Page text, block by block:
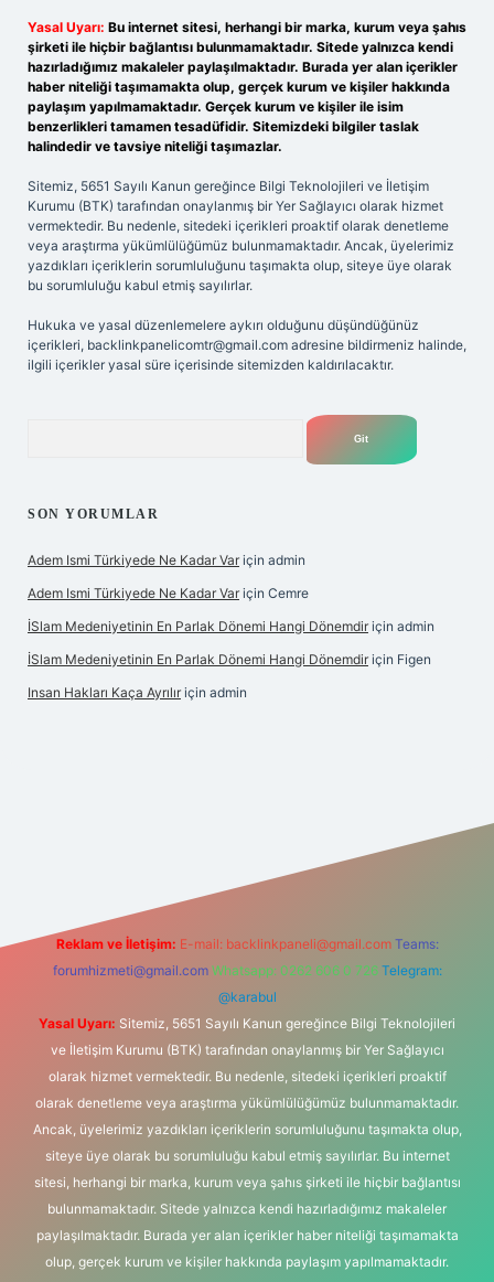
Yasal Uyarı: Bu internet sitesi, herhangi bir marka, kurum veya şahıs
şirketi ile hiçbir bağlantısı bulunmamaktadır. Sitede yalnızca kendi
hazırladığımız makaleler paylaşılmaktadır. Burada yer alan içerikler
haber niteliği taşımamakta olup, gerçek kurum ve kişiler hakkında
paylaşım yapılmamaktadır. Gerçek kurum ve kişiler ile isim
benzerlikleri tamamen tesadüfidir. Sitemizdeki bilgiler taslak
halindedir ve tavsiye niteliği taşımazlar.
Sitemiz, 5651 Sayılı Kanun gereğince Bilgi Teknolojileri ve İletişim
Kurumu (BTK) tarafından onaylanmış bir Yer Sağlayıcı olarak hizmet
vermektedir. Bu nedenle, sitedeki içerikleri proaktif olarak denetleme
veya araştırma yükümlülüğümüz bulunmamaktadır. Ancak, üyelerimiz
yazdıkları içeriklerin sorumluluğunu taşımakta olup, siteye üye olarak
bu sorumluluğu kabul etmiş sayılırlar.
Hukuka ve yasal düzenlemelere aykırı olduğunu düşündüğünüz
içerikleri, backlinkpanelicomtr@gmail.com adresine bildirmeniz halinde,
ilgili içerikler yasal süre içerisinde sitemizden kaldırılacaktır.
SON YORUMLAR
Adem Ismi Türkiyede Ne Kadar Var için admin
Adem Ismi Türkiyede Ne Kadar Var için Cemre
İSlam Medeniyetinin En Parlak Dönemi Hangi Dönemdir için admin
İSlam Medeniyetinin En Parlak Dönemi Hangi Dönemdir için Figen
Insan Hakları Kaça Ayrılır için admin
Reklam ve İletişim: E-mail: backlinkpaneli@gmail.com Teams:
forumhizmeti@gmail.com Whatsapp: 0262 606 0 726 Telegram:
@karabul
Yasal Uyarı: Sitemiz, 5651 Sayılı Kanun gereğince Bilgi Teknolojileri
ve İletişim Kurumu (BTK) tarafından onaylanmış bir Yer Sağlayıcı
olarak hizmet vermektedir. Bu nedenle, sitedeki içerikleri proaktif
olarak denetleme veya araştırma yükümlülüğümüz bulunmamaktadır.
Ancak, üyelerimiz yazdıkları içeriklerin sorumluluğunu taşımakta olup,
siteye üye olarak bu sorumluluğu kabul etmiş sayılırlar. Bu internet
sitesi, herhangi bir marka, kurum veya şahıs şirketi ile hiçbir bağlantısı
bulunmamaktadır. Sitede yalnızca kendi hazırladığımız makaleler
paylaşılmaktadır. Burada yer alan içerikler haber niteliği taşımamakta
olup, gerçek kurum ve kişiler hakkında paylaşım yapılmamaktadır.